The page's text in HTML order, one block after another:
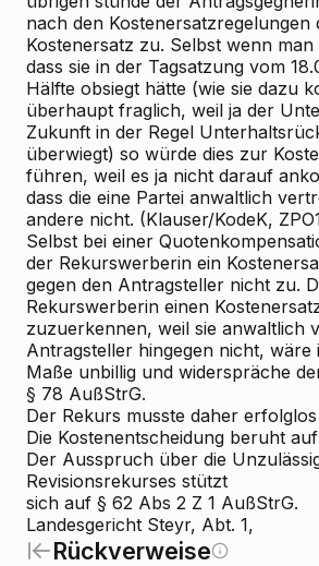
nach den Kostenersatzregelungen
Kostenersatz zu. Selbst wenn man
dass sie in der Tagsatzung vom
Hälfte obsiegt hätte (wie sie dazu
überhaupt fraglich, weil ja der
Zukunft in der Regel
überwiegt) so würde dies zur
führen, weil es ja nicht darauf
dass die eine Partei anwaltlich
andere nicht. (Klauser/KodeK,
Selbst bei einer
der Rekurswerberin ein
gegen den Antragsteller nicht zu.
Rekurswerberin einen
zuzuerkennen, weil sie anwaltlich
Antragsteller hingegen nicht, wäre
Maße unbillig und widerspräche
§ 78 AußStrG.
Der Rekurs musste daher
Die Kostenentscheidung beruht
Der Ausspruch über die
Revisionsrekurses stützt
sich auf § 62 Abs 2 Z 1 AußStrG.
Landesgericht Steyr, Abt. 1,
Rückverweise